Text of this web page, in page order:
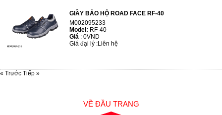
GIẦY BẢO HỘ ROAD FACE RF-40
M002095233
Model: RF-40
Giá : 0VND
Giá đại lý :Liên hệ
« Trước Tiếp »
VỀ ĐẦU TRANG